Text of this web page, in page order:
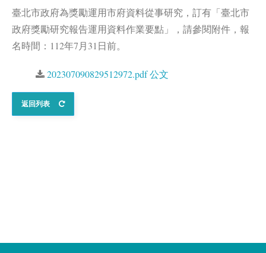
臺北市政府為獎勵運用市府資料從事研究，訂有「臺北市
政府獎勵研究報告運用資料作業要點」，請參閱附件，報
名時間：112年7月31日前。
202307090829512972.pdf 公文
返回列表